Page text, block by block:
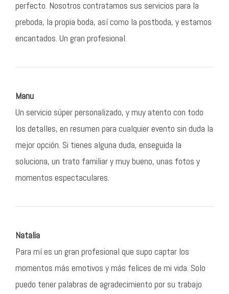
perfecto. Nosotros contratamos sus servicios para la
preboda, la propia boda, así como la postboda, y estamos
encantados. Un gran profesional.
Manu
Un servicio súper personalizado, y muy atento con todo
los detalles, en resumen para cualquier evento sin duda la
mejor opción. Si tienes alguna duda, enseguida la
soluciona, un trato familiar y muy bueno, unas fotos y
momentos espectaculares.
Natalia
Para mí es un gran profesional que supo captar los
momentos más emotivos y más felices de mi vida. Solo
puedo tener palabras de agradecimiento por su trabajo